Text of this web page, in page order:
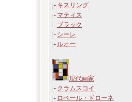
|- キスリング
|- マティス
|- ブラック
|- シーレ
|- ルオー
現代画家
|- クラムスコイ
|- ロベール・ドローネ